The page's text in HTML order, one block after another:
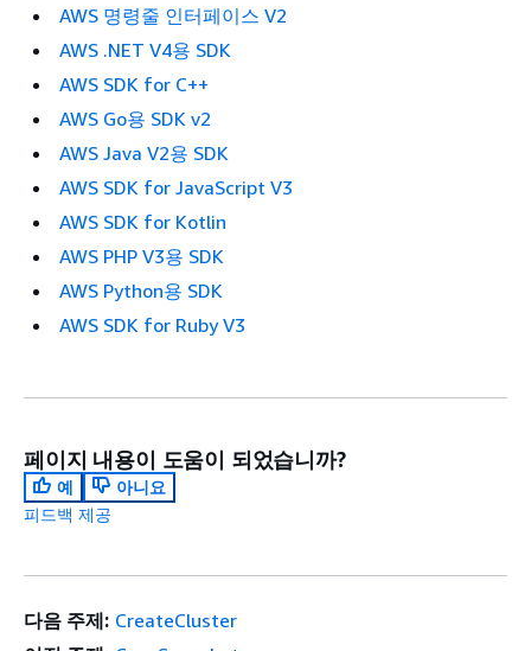
AWS 명령줄 인터페이스 V2
AWS .NET V4용 SDK
AWS SDK for C++
AWS Go용 SDK v2
AWS Java V2용 SDK
AWS SDK for JavaScript V3
AWS SDK for Kotlin
AWS PHP V3용 SDK
AWS Python용 SDK
AWS SDK for Ruby V3
페이지 내용이 도움이 되었습니까?
예
아니요
피드백 제공
다음 주제: CreateCluster